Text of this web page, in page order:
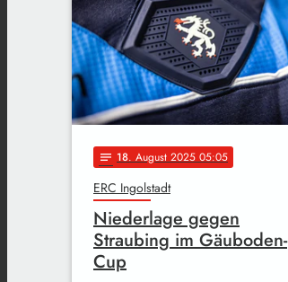
notes 18. August 2025 05:05
ERC Ingolstadt
Niederlage gegen
Straubing im Gäuboden-
Cup